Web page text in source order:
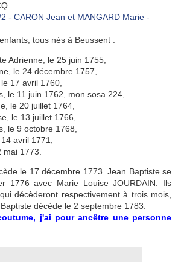
tous nés à Beussent :
Adrienne, le 25 juin 1755,
le 24 décembre 1757,
17 avril 1760,
le 11 juin 1762, mon sosa 224,
le 20 juillet 1764,
le 13 juillet 1766,
le 9 octobre 1768,
avril 1771,
1773.
le 17 décembre 1773. Jean Baptiste se
1776 avec Marie Louise JOURDAIN. Ils
décèderont respectivement à trois mois,
décède le 2 septembre 1783.
j'ai pour ancêtre une personne